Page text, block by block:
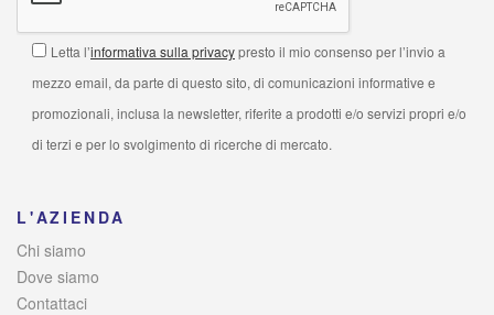
Letta l’informativa sulla privacypresto il mio consenso per l’invio a
mezzo email, da parte di questo sito, di comunicazioni informative e
promozionali, inclusa la newsletter, riferite a prodotti e/o servizi propri e/o
di terzi e per lo svolgimento di ricerche di mercato.
L'AZIENDA
Chi siamo
Dove siamo
Contattaci